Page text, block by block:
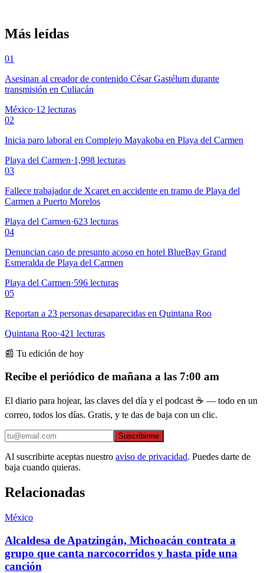
Más leídas
01
Asesinan al creador de contenido César Gastélum durante
transmisión en Culiacán
México·12 lecturas
02
Inicia paro laboral en Complejo Mayakoba en Playa del Carmen
Playa del Carmen·1,998 lecturas
03
Fallece trabajador de Xcaret en accidente en tramo de Playa del
Carmen a Puerto Morelos
Playa del Carmen·623 lecturas
04
Denuncian caso de presunto acoso en hotel BlueBay Grand
Esmeralda de Playa del Carmen
Playa del Carmen·596 lecturas
05
Reportan a 23 personas desaparecidas en Quintana Roo
Quintana Roo·421 lecturas
📰 Tu edición de hoy
Recibe el periódico de mañana a las 7:00 am
El diario para hojear, las claves del día y el podcast ☕ — todo en un
correo, todos los días. Gratis, y te das de baja con un clic.
Suscribirme
Al suscribirte aceptas nuestro aviso de privacidad. Puedes darte de
baja cuando quieras.
Relacionadas
México
Alcaldesa de Apatzingán, Michoacán contrata a
grupo que canta narcocorridos y hasta pide una
canción